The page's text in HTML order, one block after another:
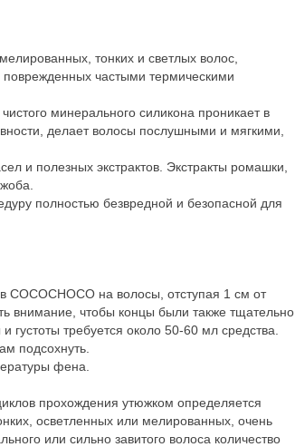
тонких и светлых волос,
поврежденных частыми термическими
минерального силикона проникает в
делает волосы послушными и мягкими,
и полезных экстрактов. Экстракты ромашки,
полностью безвредной и безопасной для
COCOCHOCO на волосы, отступая 1 см от
внимание, чтобы концы были также тщательно
требуется около 50-60 мл средства.
подсохнуть.
фена.
прохождения утюжком определяется
осветленных или мелированных, очень
или сильно завитого волоса количество